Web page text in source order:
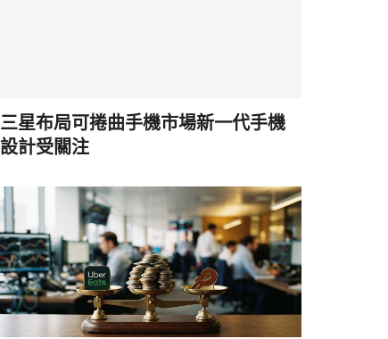
三星布局可捲曲手機市場新一代手機
設計受關注